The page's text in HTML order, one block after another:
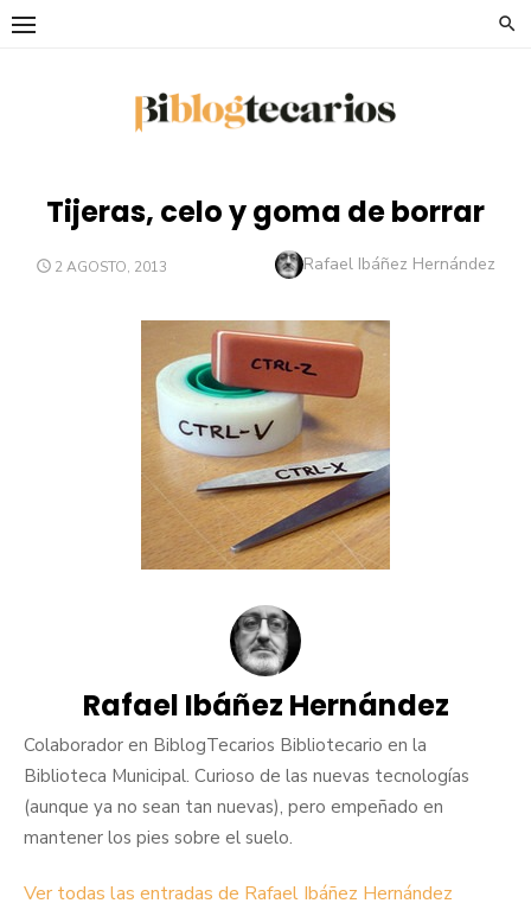
Saltar
Tijeras, celo y goma de borrar
PUBLICADO
2 AGOSTO, 2013 Autor
Rafael Ibáñez Hernández
Rafael Ibáñez Hernández
Colaborador en BiblogTecarios Bibliotecario en la
Biblioteca Municipal. Curioso de las nuevas tecnologías
(aunque ya no sean tan nuevas), pero empeñado en
mantener los pies sobre el suelo.
Ver todas las entradas de Rafael Ibáñez Hernández